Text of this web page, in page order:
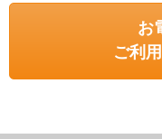
お
ご利